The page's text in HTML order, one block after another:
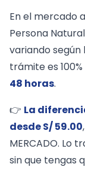
En el mercado
Persona
variando según
trámite es
48 horas.
👉 La
desde S/ 59.00
MERCADO. Lo
sin que tengas